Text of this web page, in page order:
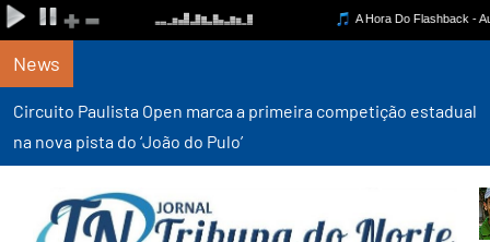
News
Circuito Paulista Open marca a primeira competição estadual
na nova pista do ‘João do Pulo’